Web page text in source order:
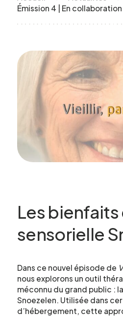
Émission 4 | En
Les bienfaits
sensorielle
Dans ce nouvel épisode de
nous explorons un outil
méconnu du grand public :
Snoezelen. Utilisée dans
d’hébergement, cette